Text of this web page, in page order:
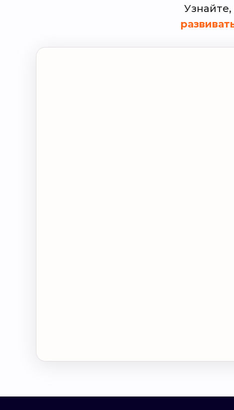
Узнайте,